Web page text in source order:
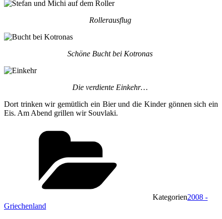
Rollerausflug
Schöne Bucht bei Kotronas
Die verdiente Einkehr…
Dort trinken wir gemütlich ein Bier und die Kinder gönnen sich ein
Eis. Am Abend grillen wir Souvlaki.
Kategorien2008 -
Griechenland